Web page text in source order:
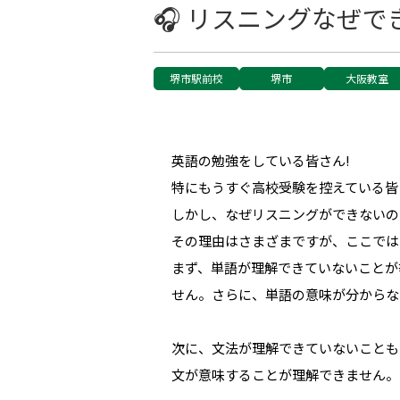
🎧 リスニングなぜで
堺市駅前校 堺市 大阪教室
英語の勉強をしている皆さん!
特にもうすぐ高校受験を控えている
しかし、なぜリスニングができない
その理由はさまざまですが、ここで
まず、単語が理解できていないこと
せん。さらに、単語の意味が分から
次に、文法が理解できていないこと
文が意味することが理解できません。